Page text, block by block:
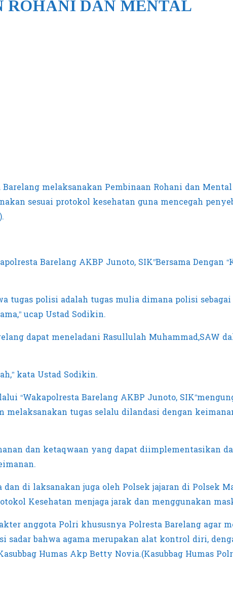
DAN MENTAL
melaksanakan Pembinaan Rohani dan
sesuai protokol kesehatan guna mencegah
Barelang AKBP Junoto, SIK”Bersama Dengan
tugas polisi adalah tugas mulia dimana polisi
ucap Ustad Sodikin.
dapat meneladani Rasullulah Muhammad,SAW
kata Ustad Sodikin.
“Wakapolresta Barelang AKBP Junoto,
melaksanakan tugas selalu dilandasi dengan
dan ketaqwaan yang dapat diimplementasikan
di laksanakan juga oleh Polsek jajaran di Polsek
Kesehatan menjaga jarak dan menggunakan
anggota Polri khususnya Polresta Barelang agar
sadar bahwa agama merupakan alat kontrol diri,
Humas Akp Betty Novia.(Kasubbag Humas